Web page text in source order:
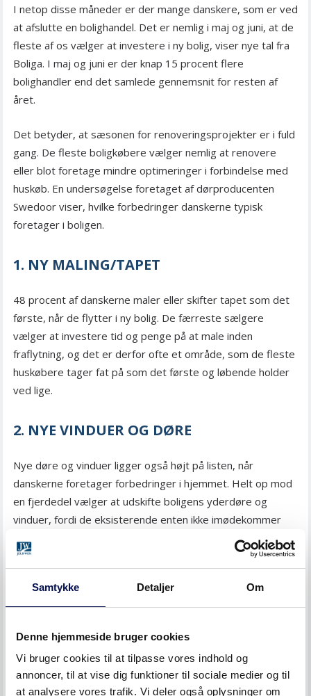
Samtykke Detaljer Om
Denne hjemmeside bruger cookies
Vi bruger cookies til at tilpasse vores indhold og
annoncer, til at vise dig funktioner til sociale medier og til
at analysere vores trafik. Vi deler også oplysninger om
I netop disse måneder er der mange danskere, som er ved
at afslutte en bolighandel. Det er nemlig i maj og juni, at de
fleste af os vælger at investere i ny bolig, viser nye tal fra
Boliga. I maj og juni er der knap 15 procent flere
bolighandler end det samlede gennemsnit for resten af
året.
Det betyder, at sæsonen for renoveringsprojekter er i fuld
gang. De fleste boligkøbere vælger nemlig at renovere
eller blot foretage mindre optimeringer i forbindelse med
huskøb. En undersøgelse foretaget af dørproducenten
Swedoor viser, hvilke forbedringer danskerne typisk
foretager i boligen.
1. NY MALING/TAPET
48 procent af danskerne maler eller skifter tapet som det
første, når de flytter i ny bolig. De færreste sælgere
vælger at investere tid og penge på at male inden
fraflytning, og det er derfor ofte et område, som de fleste
huskøbere tager fat på som det første og løbende holder
ved lige.
2. NYE VINDUER OG DØRE
Nye døre og vinduer ligger også højt på listen, når
danskerne foretager forbedringer i hjemmet. Helt op mod
en fjerdedel vælger at udskifte boligens yderdøre og
vinduer, fordi de eksisterende enten ikke imødekommer
det ønskede design eller lever op til isolerings- eller
sikkerhedsmæssige krav. Undersøgelsen viser desuden, at
mange vælger at udskifte indvendige døre i forbindelse
med andre forbedringer i boligen, så dørene passer ind i
resten af hjemmets designmæssige stil.
3. NYT GULV ELLER LOFT
18 procent af danskerne skifter desuden gulv eller loft, når